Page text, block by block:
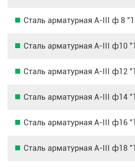
Сталь арматурная А-III ф 8
Сталь арматурная А-III ф10
Сталь арматурная А-III ф12
Сталь арматурная А-III ф14
Сталь арматурная А-III ф16
Сталь арматурная А-III ф18